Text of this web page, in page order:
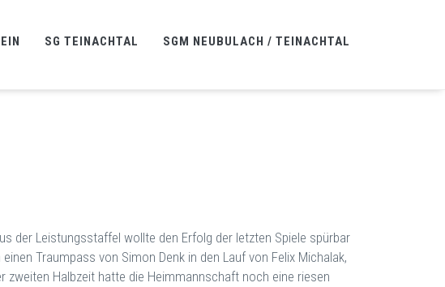
SG TEINACHTAL SGM NEUBULACH / TEINACHTAL
der Leistungsstaffel wollte den Erfolg der letzten Spiele spürbar
Traumpass von Simon Denk in den Lauf von Felix Michalak,
zweiten Halbzeit hatte die Heimmannschaft noch eine riesen